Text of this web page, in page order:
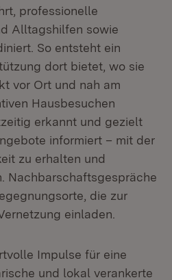
professionelle
Alltagshilfen sowie
So entsteht ein
dort bietet, wo sie
vor Ort und nah am
Hausbesuchen
erkannt und gezielt
informiert – mit der
zu erhalten und
Nachbarschaftsgespräche
die zur
einladen.
Impulse für eine
und lokal verankerte